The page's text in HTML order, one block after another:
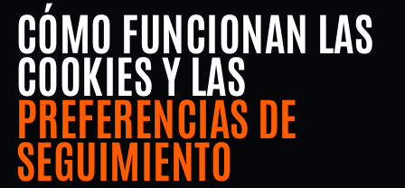
CÓMO FUNCIONAN LAS
COOKIES Y LAS
PREFERENCIAS DE
SEGUIMIENTO